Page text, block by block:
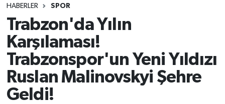
HABERLER SPOR
Trabzon'da Yılın
Karşılaması!
Trabzonspor'un Yeni Yıldızı
Ruslan Malinovskyi Şehre
Geldi!
Balya
Bandırma
Bigadiç
BİYOGRAFİLER
Balıkesir Namaz Vakitleri
Balıkesir Trafik Yoğunluk Haritası
Süper Lig Puan Durumu ve Fikstür
Tüm Manşetler